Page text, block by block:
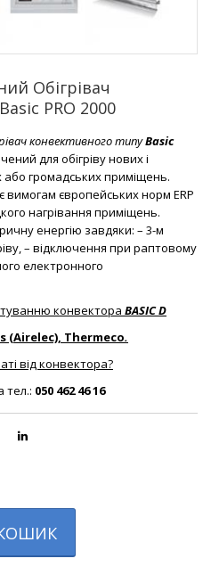
Обігрівач
PRO 2000
конвективного типуBasic
для обігріву нових і
громадських приміщень.
вимогам європейських норм ERP
нагрівання приміщень.
енергію завдяки: – 3-м
– відключення при раптовому
електронного
конвектора BASIC D
(Airelec), Thermeco.
від конвектора?
тел.: 050 462 46 16